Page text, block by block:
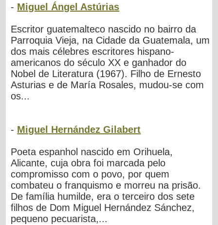
- Miguel Ángel Astúrias
Escritor guatemalteco nascido no bairro da
Parroquia Vieja, na Cidade da Guatemala, um
dos mais célebres escritores hispano-
americanos do século XX e ganhador do
Nobel de Literatura (1967). Filho de Ernesto
Asturias e de María Rosales, mudou-se com
os...
- Miguel Hernández Gilabert
Poeta espanhol nascido em Orihuela,
Alicante, cuja obra foi marcada pelo
compromisso com o povo, por quem
combateu o franquismo e morreu na prisão.
De família humilde, era o terceiro dos sete
filhos de Dom Miguel Hernández Sánchez,
pequeno pecuarista,...